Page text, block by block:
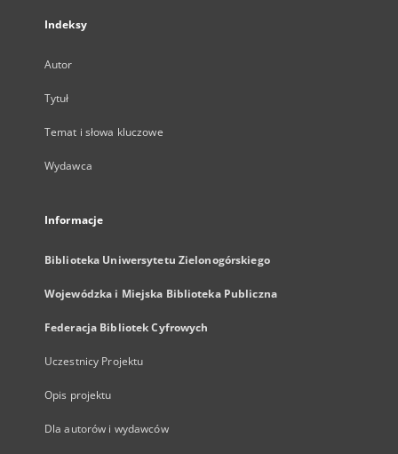
Indeksy
Autor
Tytuł
Temat i słowa kluczowe
Wydawca
Informacje
Biblioteka Uniwersytetu Zielonogórskiego
Wojewódzka i Miejska Biblioteka Publiczna
Federacja Bibliotek Cyfrowych
Uczestnicy Projektu
Opis projektu
Dla autorów i wydawców